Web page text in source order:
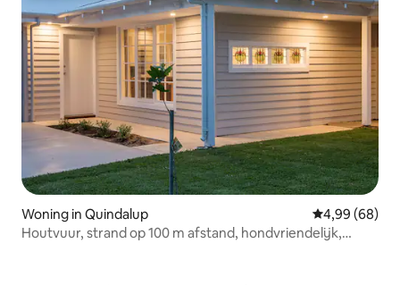
Woning in Quindalup Gemiddelde
4,99 (68)
Houtvuur, strand op 100 m afstand, hondvriendelijk,